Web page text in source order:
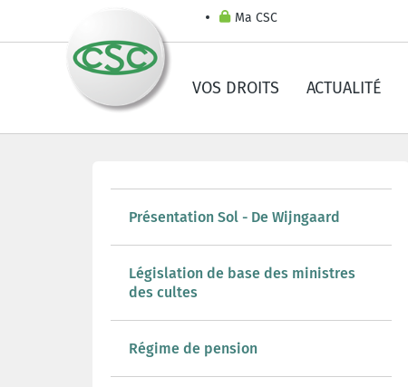
Ma CSC
VOS DROITS ACTUALITÉ
Présentation Sol - De Wijngaard
Législation de base des ministres
des cultes
Régime de pension